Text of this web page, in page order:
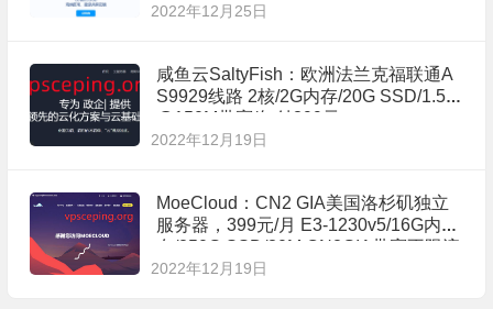
2022年12月25日
咸鱼云SaltyFish：欧洲法兰克福联通A
S9929线路 2核/2G内存/20G SSD/1.5T
@150M带宽/年付399元
2022年12月19日
MoeCloud：CN2 GIA美国洛杉矶独立
服务器，399元/月 E3-1230v5/16G内
存/250G SSD/30M CN2GIA带宽不限流
量 可选1G国际网络
2022年12月19日